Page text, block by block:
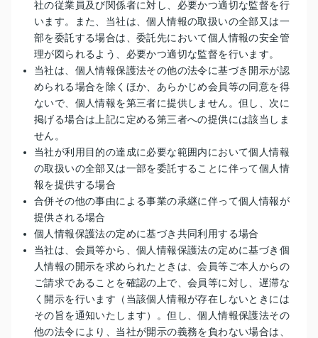
社の従業員及び関係者に対し、必要かつ適切な監督を行
います。また、当社は、個人情報の取扱いの全部又は一
部を委託する場合は、委託先において個人情報の安全管
理が図られるよう、必要かつ適切な監督を行います。
当社は、個人情報保護法その他の法令に基づき開示が認
められる場合を除くほか、あらかじめ会員等の同意を得
ないで、個人情報を第三者に提供しません。但し、次に
掲げる場合は上記に定める第三者への提供には該当しま
せん。
当社が利用目的の達成に必要な範囲内において個人情報
の取扱いの全部又は一部を委託することに伴って個人情
報を提供する場合
合併その他の事由による事業の承継に伴って個人情報が
提供される場合
個人情報保護法の定めに基づき共同利用する場合
当社は、会員等から、個人情報保護法の定めに基づき個
人情報の開示を求められたときは、会員等ご本人からの
ご請求であることを確認の上で、会員等に対し、遅滞な
く開示を行います（当該個人情報が存在しないときには
その旨を通知いたします）。但し、個人情報保護法その
他の法令により、当社が開示の義務を負わない場合は、